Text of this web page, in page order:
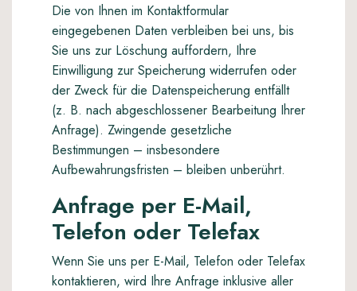
Die von Ihnen im Kontaktformular
eingegebenen Daten verbleiben bei uns, bis
Sie uns zur Löschung auffordern, Ihre
Einwilligung zur Speicherung widerrufen oder
der Zweck für die Datenspeicherung entfällt
(z. B. nach abgeschlossener Bearbeitung Ihrer
Anfrage). Zwingende gesetzliche
Bestimmungen – insbesondere
Aufbewahrungsfristen – bleiben unberührt.
Anfrage per E-Mail,
Telefon oder Telefax
Wenn Sie uns per E-Mail, Telefon oder Telefax
kontaktieren, wird Ihre Anfrage inklusive aller